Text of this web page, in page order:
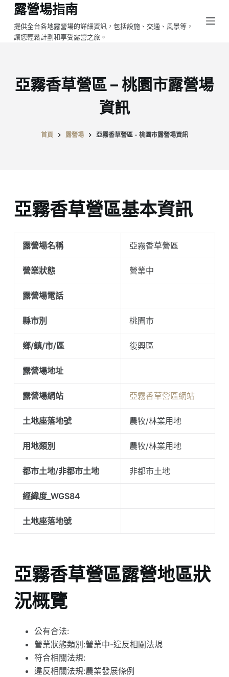
跳
至
主
容
露營場指南
提供全台各地露營場的詳細資訊，包括設施、交通、風景等，
讓您輕鬆計劃和享受露營之旅。
亞霧香草營區 – 桃園市露營場
資訊
首頁 露營場 亞霧香草營區 - 桃園市露營場資訊
亞霧香草營區基本資訊
露營場名稱 亞霧香草營區
營業狀態 營業中
露營場電話
縣市別 桃園市
鄉/鎮/市/區 復興區
露營場地址
露營場網站 亞霧香草營區網站
土地座落地號 農牧/林業用地
用地類別 農牧/林業用地
都市土地/非都市土地 非都市土地
經緯度_WGS84
土地座落地號
亞霧香草營區露營地區狀
況概覽
公有合法:
營業狀態類別:營業中-違反相關法規
符合相關法規:
違反相關法規:農業發展條例